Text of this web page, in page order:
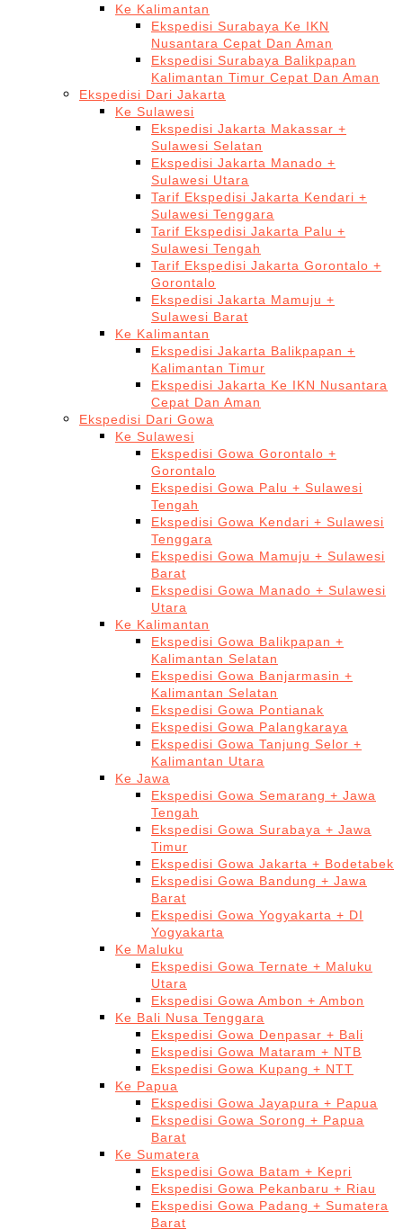
Ke Kalimantan
Ekspedisi Surabaya Ke IKN
Nusantara Cepat Dan Aman
Ekspedisi Surabaya Balikpapan
Kalimantan Timur Cepat Dan Aman
Ekspedisi Dari Jakarta
Ke Sulawesi
Ekspedisi Jakarta Makassar +
Sulawesi Selatan
Ekspedisi Jakarta Manado +
Sulawesi Utara
Tarif Ekspedisi Jakarta Kendari +
Sulawesi Tenggara
Tarif Ekspedisi Jakarta Palu +
Sulawesi Tengah
Tarif Ekspedisi Jakarta Gorontalo +
Gorontalo
Ekspedisi Jakarta Mamuju +
Sulawesi Barat
Ke Kalimantan
Ekspedisi Jakarta Balikpapan +
Kalimantan Timur
Ekspedisi Jakarta Ke IKN Nusantara
Cepat Dan Aman
Ekspedisi Dari Gowa
Ke Sulawesi
Ekspedisi Gowa Gorontalo +
Gorontalo
Ekspedisi Gowa Palu + Sulawesi
Tengah
Ekspedisi Gowa Kendari + Sulawesi
Tenggara
Ekspedisi Gowa Mamuju + Sulawesi
Barat
Ekspedisi Gowa Manado + Sulawesi
Utara
Ke Kalimantan
Ekspedisi Gowa Balikpapan +
Kalimantan Selatan
Ekspedisi Gowa Banjarmasin +
Kalimantan Selatan
Ekspedisi Gowa Pontianak
Ekspedisi Gowa Palangkaraya
Ekspedisi Gowa Tanjung Selor +
Kalimantan Utara
Ke Jawa
Ekspedisi Gowa Semarang + Jawa
Tengah
Ekspedisi Gowa Surabaya + Jawa
Timur
Ekspedisi Gowa Jakarta + Bodetabek
Ekspedisi Gowa Bandung + Jawa
Barat
Ekspedisi Gowa Yogyakarta + DI
Yogyakarta
Ke Maluku
Ekspedisi Gowa Ternate + Maluku
Utara
Ekspedisi Gowa Ambon + Ambon
Ke Bali Nusa Tenggara
Ekspedisi Gowa Denpasar + Bali
Ekspedisi Gowa Mataram + NTB
Ekspedisi Gowa Kupang + NTT
Ke Papua
Ekspedisi Gowa Jayapura + Papua
Ekspedisi Gowa Sorong + Papua
Barat
Ke Sumatera
Ekspedisi Gowa Batam + Kepri
Ekspedisi Gowa Pekanbaru + Riau
Ekspedisi Gowa Padang + Sumatera
Barat